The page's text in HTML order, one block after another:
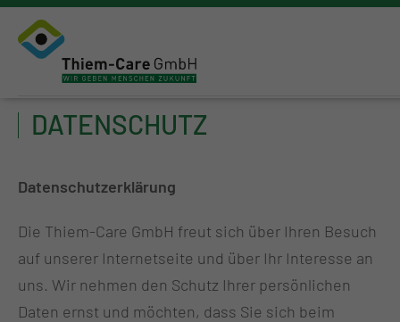
DATENSCHUTZ
Datenschutzerklärung
Die Thiem-Care GmbH freut sich über Ihren Besuch
auf unserer Internetseite und über Ihr Interesse an
uns. Wir nehmen den Schutz Ihrer persönlichen
Daten ernst und möchten, dass Sie sich beim